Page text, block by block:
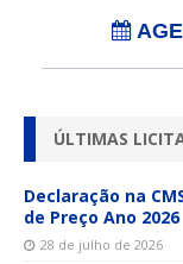
ÚLTIMAS
Declaração na
de Preço Ano 2026
28 de julho de 2026